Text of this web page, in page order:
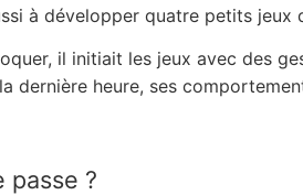
à développer quatre petits jeux
il initiait les jeux avec des
dernière heure, ses
passe ?